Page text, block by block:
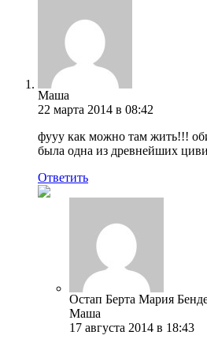
Маша
22 марта 2014 в 08:42
фууу как можно там жить!!!
была одна из древнейших
Ответить
Остап Берта Мария
Маша
17 августа 2014 в 18:43